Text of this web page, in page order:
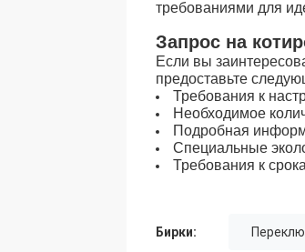
требованиями для
Запрос на
Если вы
предоставьте
Требования к
Необходимое
Подробная
Специальные
Требования к
Бирки: